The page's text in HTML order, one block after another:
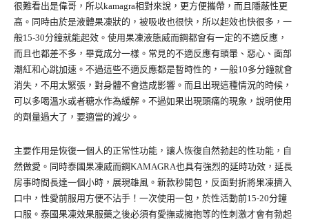
很難看出是偉哥，所以kamagra相對來說，更方便攜帶，而且隱蔽性更
高。同時由於是液體果凍狀的，被吸收也很快，所以起效也快很多，一
般15-30分鐘就能起效。使用果凍液態威而鋼都會有一定的不適反應，
而且也都差不多，畢竟成分一樣。常見的不適反應有頭暈、惡心、面部
潮紅和心跳加速。不過這些不適反應都是暫時性的，一般10多分鐘就會
消失，不用太緊張，對身體不會造成影響。而且出現這種情況的時候，
可以多喝溫水或者糖水作為緩解。不過如果出現頭痛的現象，說明使用
的劑量過大了，要適當的減少。
主要作用是恢復一個人的正常性功能，讓人恢復自然勃起的性功能，自
然做愛。同時泰國果凍威而鋼KAMAGRA也具有強烈的延時功效，延長
房事時間長達一個小時，展現雄風。新款秒開包，反面對折將果凍擠入
口中，性愛前服用方便不沾手！一次使用一包，於性活動前15-20分鐘
口服。泰國果凍效果服藥之後必須有愛撫或擁抱等的性刺激才會有勃起